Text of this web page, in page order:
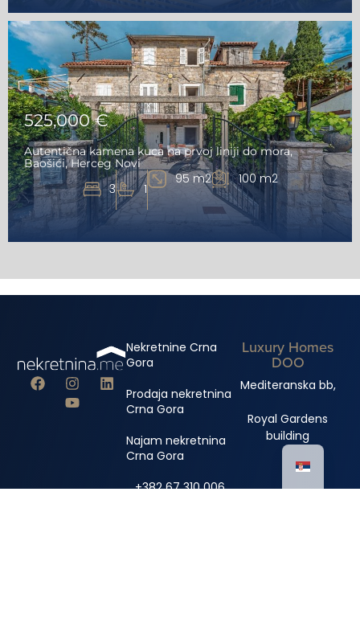
525,000 €
Autentična kamena kuca na prvoj liniji do mora,
Baošići, Herceg Novi
3 1
95 m2 100 m2
Nekretnine Crna
Gora
Prodaja nekretnina
Crna Gora
Najam nekretnina
Crna Gora
+382 67 310 006
Luxury Homes
DOO
Mediteranska bb,
Royal Gardens
building